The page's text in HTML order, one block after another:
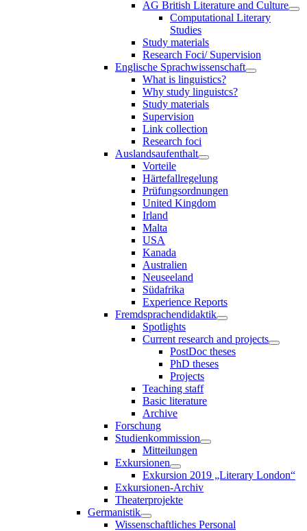
AG British Literature and Culture
Computational Literary
Studies
Study materials
Research Foci/ Supervision
Englische Sprachwissenschaft
What is linguistics?
Why study linguistcs?
Study materials
Supervision
Link collection
Research foci
Auslandsaufenthalt
Vorteile
Härtefallregelung
Prüfungsordnungen
United Kingdom
Irland
Malta
USA
Kanada
Australien
Neuseeland
Südafrika
Experience Reports
Fremdsprachendidaktik
Spotlights
Current research and projects
PostDoc theses
PhD theses
Projects
Teaching staff
Basic literature
Archive
Forschung
Studienkommission
Mitteilungen
Exkursionen
Exkursion 2019 „Literary London“
Exkursionen-Archiv
Theaterprojekte
Germanistik
Wissenschaftliches Personal